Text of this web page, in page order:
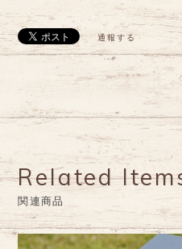
通報する
Related
関連商品